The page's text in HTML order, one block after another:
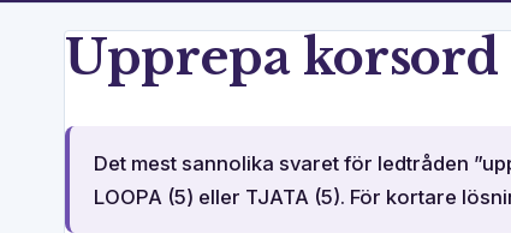
Upprepa korsord
Det mest sannolika svaret för ledtråden
LOOPA (5) eller TJATA (5). För kortare